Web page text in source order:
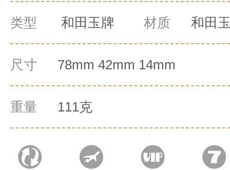
类型 和田玉牌 材质 和田
尺寸 78mm 42mm 14mm
重量 111克